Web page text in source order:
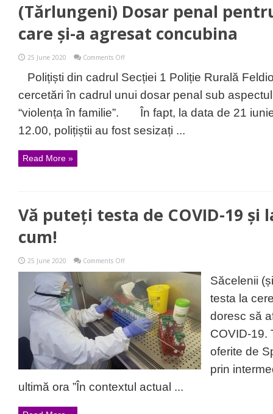
de
COVID-
(Tărlungeni) Dosar penal
care și-a agresat concubina
25 June 2020 Comments Offon
Dosar
penal
pentru
un
bărbat
și-
a
Polițiști din cadrul Secției 1 Poliție Rurală
cercetări în cadrul unui dosar penal sub
“violența în familie”. În fapt, la data de 21
12.00, polițiștii au fost sesizați ...
Read More »
Vă puteți testa de COVID-19 și
cum!
25 June 2020 Comments Offon
puteți
testa
de
COVID-
19
și
la
Săcele.
Iată
cum!
Săcelenii
testa la
doresc să
COVID-19.
oferite de
prin
ultimă ora ”În contextul actual ...